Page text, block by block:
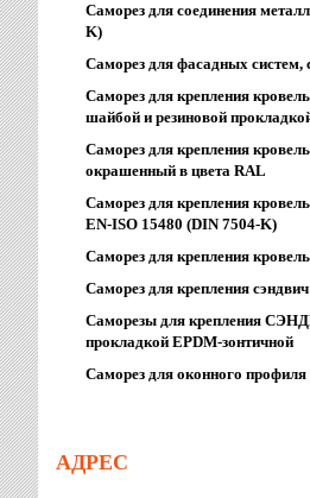
Саморез для соединения
K)
Саморез для фасадных систем,
Саморез для крепления
шайбой и резиновой
Саморез для крепления
окрашенный в цвета RAL
Саморез для крепления
EN-ISO 15480 (DIN 7504-K)
Саморез для крепления
Саморез для крепления
Саморезы для крепления
прокладкой EPDM-зонтичной
Саморез для оконного профиля
АДРЕС